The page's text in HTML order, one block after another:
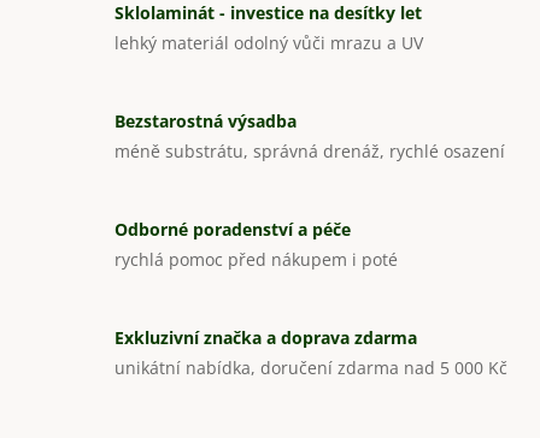
Sklolaminát - investice na desítky let
lehký materiál odolný vůči mrazu a UV
Bezstarostná výsadba
méně substrátu, správná drenáž, rychlé osazení
Odborné poradenství a péče
rychlá pomoc před nákupem i poté
Exkluzivní značka a doprava zdarma
unikátní nabídka, doručení zdarma nad 5 000 Kč